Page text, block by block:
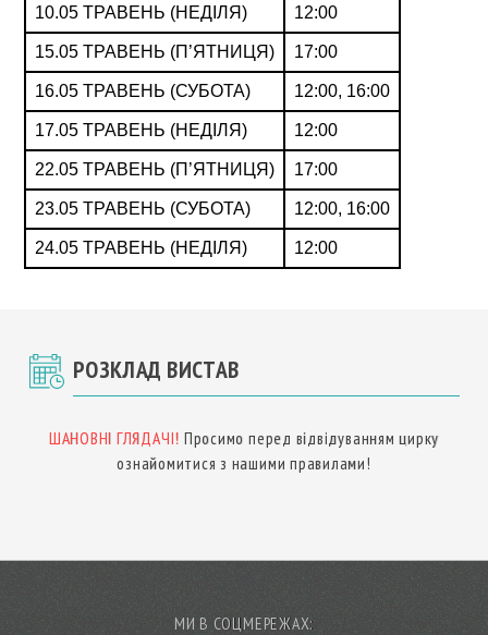
10.05 ТРАВЕНЬ (НЕДІЛЯ) 12:00
15.05 ТРАВЕНЬ (П’ЯТНИЦЯ) 17:00
16.05 ТРАВЕНЬ (СУБОТА) 12:00, 16:00
17.05 ТРАВЕНЬ (НЕДІЛЯ) 12:00
22.05 ТРАВЕНЬ (П’ЯТНИЦЯ) 17:00
23.05 ТРАВЕНЬ (СУБОТА) 12:00, 16:00
24.05 ТРАВЕНЬ (НЕДІЛЯ) 12:00
РОЗКЛАД ВИСТАВ
ШАНОВНІ ГЛЯДАЧІ! Просимо перед відвідуванням цирку
ознайомитися з нашими правилами!
МИ В СОЦМЕРЕЖАХ: